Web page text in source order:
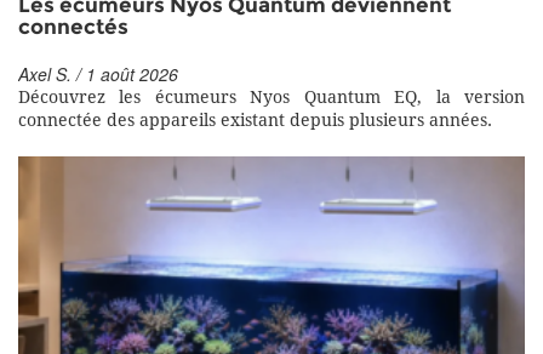
Les écumeurs Nyos Quantum deviennent
connectés
Axel S. / 1 août 2026
Découvrez les écumeurs Nyos Quantum EQ, la version
connectée des appareils existant depuis plusieurs années.